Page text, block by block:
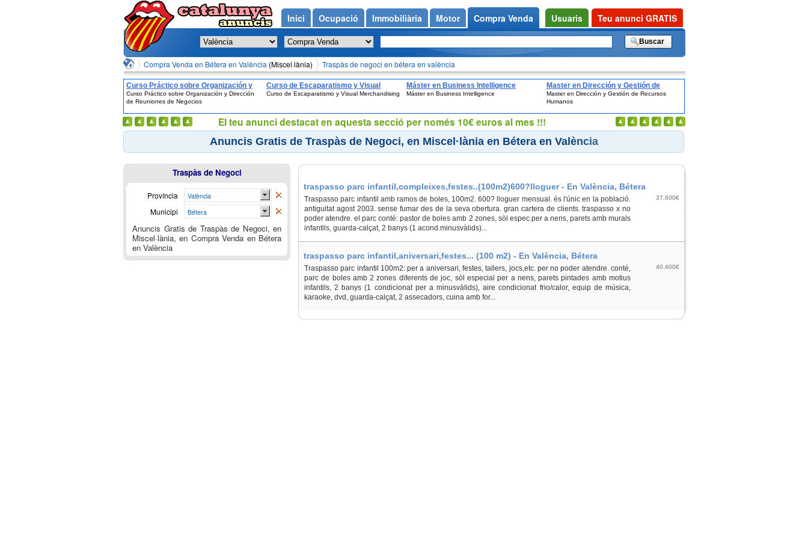
Compra Venda en Bétera en València (Miscel·lània) Traspàs de negoci en bétera en valència
Curso Práctico sobre Organización y
Dirección de Reuniones de Negocios
Curso Práctico sobre Organización y Dirección
de Reuniones de Negocios
Curso de Escaparatismo y Visual
Merchandising
Curso de Escaparatismo y Visual Merchandising
Máster en Business Intelligence
Máster en Business Intelligence
Master en Dirección y Gestión de
Recursos Humanos
Master en Dirección y Gestión de Recursos
Humanos
Anuncis Gratis de Traspàs de Negoci, en Miscel·lània en Bétera en València
traspasso parc infantil,compleixes,festes..(100m2)600?lloguer - En València, Bétera
Traspasso parc infantil amb ramos de boles, 100m2. 600? lloguer mensual. és l'únic en la població.
antiguitat agost 2003. sense fumar des de la seva obertura. gran cartera de clients. traspasso x no
poder atendre. el parc conté: pastor de boles amb 2 zones, sòl espec.per a nens, parets amb murals
infantils, guarda-calçat, 2 banys (1 acond.minusvàlids)...
37.600€
traspasso parc infantil,aniversari,festes... (100 m2) - En València, Bétera
Traspasso parc infantil 100m2: per a aniversari, festes, tallers, jocs,etc. per no poder atendre. conté,
parc de boles amb 2 zones diferents de joc, sòl especial per a nens, parets pintades amb motius
infantils, 2 banys (1 condicionat per a minusvàlids), aire condicionat frio/calor, equip de música,
karaoke, dvd, guarda-calçat, 2 assecadors, cuina amb for...
40.400€
Traspàs de Negoci
Província València
Municipi Bétera
Anuncis Gratis de Traspàs de Negoci, en
Miscel·lània, en Compra Venda en Bétera
en València
Inici Ocupació Immobiliària Motor Compra Venda Usuaris Teu anunci GRATIS
El teu anunci destacat en aquesta secció per només 10€ euros al mes !!!